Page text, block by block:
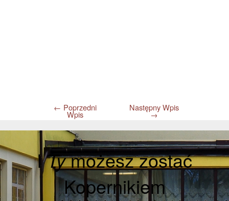
← Poprzedni
Wpis
Następny Wpis
→
ITymożesz zostać
Kopernikiem